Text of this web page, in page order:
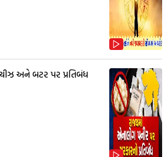
અને બટર પર પ્રતિબંધ